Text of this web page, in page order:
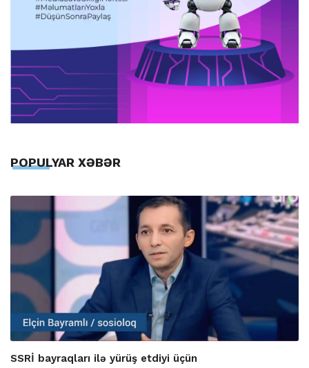
POPULYAR XƏBƏR
SSRİ bayraqları ilə yürüş etdiyi üçün